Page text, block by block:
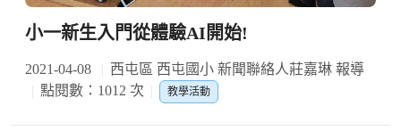
小一新生入門從體驗AI開始!
2021-04-08
西屯區 西屯國小 新聞聯絡人莊嘉琳 報導
點閱數：1012 次
教學活動